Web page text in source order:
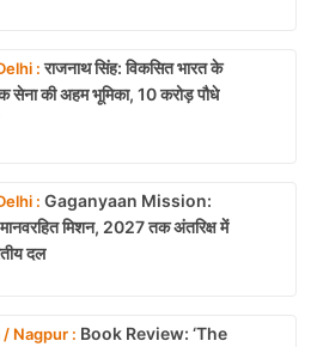
:राजनाथ सिंह: विकसित भारत के
सेना की अहम भूमिका, 10 करोड़ पौधे
: Gaganyaan Mission:
मिशन, 2027 तक अंतरिक्ष में
दल
Nagpur : Book Review: ‘The